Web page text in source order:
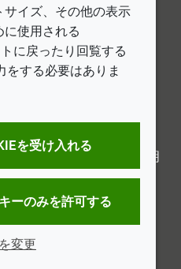
Line
クセシビリティに関する声明
イズ、その他の表示
使用される
に戻ったり回覧する
をする必要はありま
を受け入れる
ーのみを許可する
変更